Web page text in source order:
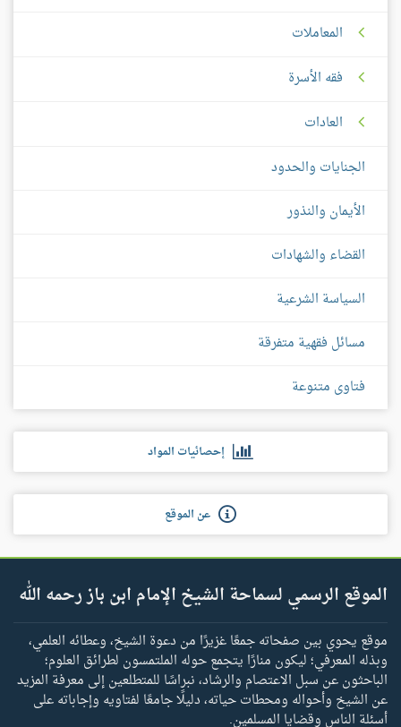
المعاملات
فقه الأسرة
العادات
الجنايات والحدود
الأيمان والنذور
القضاء والشهادات
السياسة الشرعية
مسائل فقهية متفرقة
فتاوى متنوعة
إحصائيات المواد
عن الموقع
الموقع الرسمي لسماحة الشيخ الإمام ابن باز رحمه الله
موقع يحوي بين صفحاته جمعًا غزيرًا من دعوة الشيخ، وعطائه العلمي،
وبذله المعرفي؛ ليكون منارًا يتجمع حوله الملتمسون لطرائق العلوم؛
الباحثون عن سبل الاعتصام والرشاد، نبراسًا للمتطلعين إلى معرفة المزيد
عن الشيخ وأحواله ومحطات حياته، دليلًا جامعًا لفتاويه وإجاباته على
أسئلة الناس وقضايا المسلمين.